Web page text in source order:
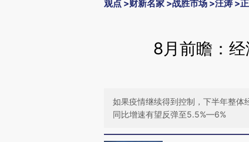
观点 >财新名家 >战胜市场 >汪涛 >
8月前瞻：
如果疫情继续得到控制，下半年整体
同比增速有望反弹至5.5%—6%